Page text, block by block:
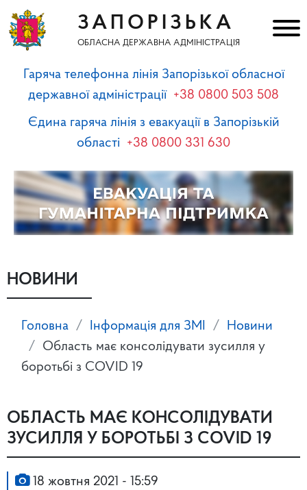
ЗАПОРІЗЬКА
ОБЛАСНА ДЕРЖАВНА АДМІНІСТРАЦІЯ
Гаряча телефонна лінія Запорізької обласної
державної адміністрації +38 0800 503 508
Єдина гаряча лінія з евакуації в Запорізькій
області +38 0800 331 630
НОВИНИ
Головна Інформація для ЗМІ
Новини
Область має консолідувати зусилля у
боротьбі з COVID 19
ОБЛАСТЬ МАЄ КОНСОЛІДУВАТИ
ЗУСИЛЛЯ У БОРОТЬБІ З COVID 19
18 жовтня 2021 - 15:59